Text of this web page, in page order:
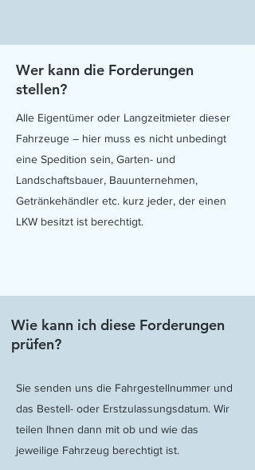
Wer kann die Forderungen
stellen?
Alle Eigentümer oder Langzeitmieter dieser
Fahrzeuge – hier muss es nicht unbedingt
eine Spedition sein, Garten- und
Landschaftsbauer, Bauunternehmen,
Getränkehändler etc. kurz jeder, der einen
LKW besitzt ist berechtigt.
Wie kann ich diese Forderungen
prüfen?
Sie senden uns die Fahrgestellnummer und
das Bestell- oder Erstzulassungsdatum. Wir
teilen Ihnen dann mit ob und wie das
jeweilige Fahrzeug berechtigt ist.